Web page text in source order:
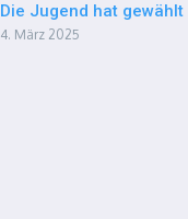
Die Jugend hat
4. März 2025